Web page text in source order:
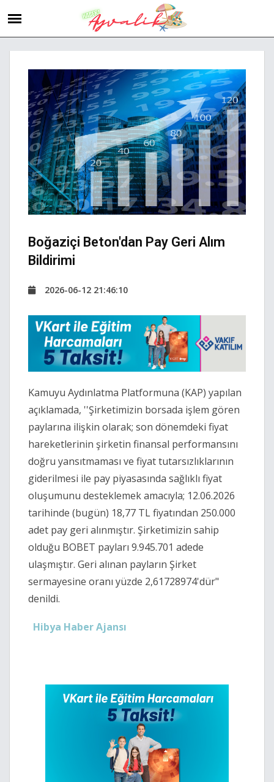
Boğaziçi Beton'dan Pay Geri Alım
Bildirimi
2026-06-12 21:46:10
Kamuyu Aydınlatma Platformuna (KAP) yapılan
açıklamada, ''Şirketimizin borsada işlem gören
paylarına ilişkin olarak; son dönemdeki fiyat
hareketlerinin şirketin finansal performansını
doğru yansıtmaması ve fiyat tutarsızlıklarının
giderilmesi ile pay piyasasında sağlıklı fiyat
oluşumunu desteklemek amacıyla; 12.06.2026
tarihinde (bugün) 18,77 TL fiyatından 250.000
adet pay geri alınmıştır. Şirketimizin sahip
olduğu BOBET payları 9.945.701 adede
ulaşmıştır. Geri alınan payların Şirket
sermayesine oranı yüzde 2,61728974'dür"
denildi.
Hibya Haber Ajansı